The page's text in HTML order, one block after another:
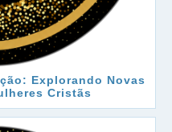
Explorando Novas
Cristãs